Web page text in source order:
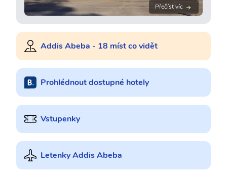
Přečíst víc
Addis Abeba - 18 míst co vidět
Prohlédnout dostupné hotely
Vstupenky
Letenky Addis Abeba